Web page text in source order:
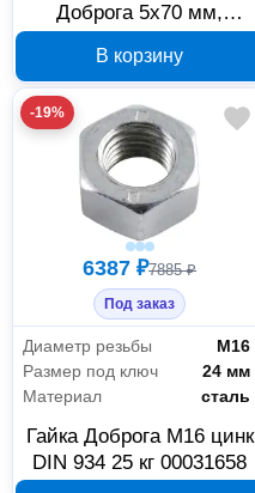
Доброга 5x70 мм,
В корзину
-19%
6387 ₽7885 ₽
Под заказ
Диаметр резьбы
М16
Размер под ключ
24 мм
Материал
сталь
Гайка Доброга М16 цинк
DIN 934 25 кг 00031658